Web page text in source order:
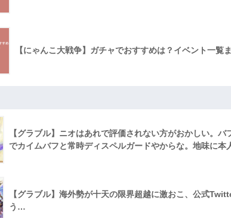
【にゃんこ大戦争】ガチャでおすすめは？イベント一覧
【グラブル】ニオはあれで評価されない方がおかしい。
でカイムバフと常時ディスペルガードやからな。地味に本
【グラブル】海外勢が十天の限界超越に激おこ、公式
う…